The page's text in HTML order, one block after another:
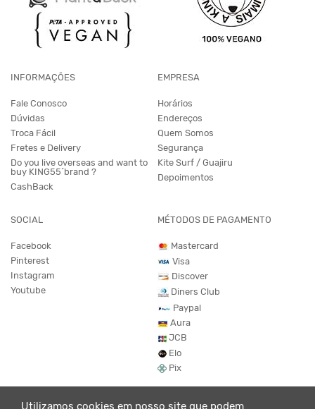
INFORMAÇÕES
Fale Conosco
Dúvidas
Troca Fácil
Fretes e Delivery
Do you live overseas and want to
buy KING55´brand ?
CashBack
EMPRESA
Horários
Endereços
Quem Somos
Segurança
Kite Surf / Guajiru
Depoimentos
SOCIAL
Facebook
Pinterest
Instagram
Youtube
MÉTODOS DE PAGAMENTO
Mastercard
Visa
Discover
Diners Club
Paypal
Aura
JCB
Elo
Pix